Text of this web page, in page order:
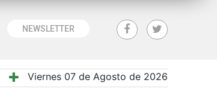
NEWSLETTER
Viernes 07 de Agosto de 2026